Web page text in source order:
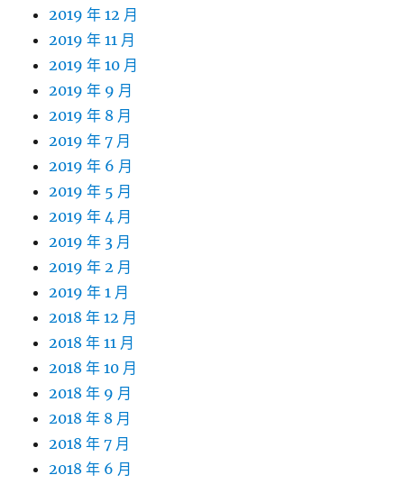
2019 年 12 月
2019 年 11 月
2019 年 10 月
2019 年 9 月
2019 年 8 月
2019 年 7 月
2019 年 6 月
2019 年 5 月
2019 年 4 月
2019 年 3 月
2019 年 2 月
2019 年 1 月
2018 年 12 月
2018 年 11 月
2018 年 10 月
2018 年 9 月
2018 年 8 月
2018 年 7 月
2018 年 6 月